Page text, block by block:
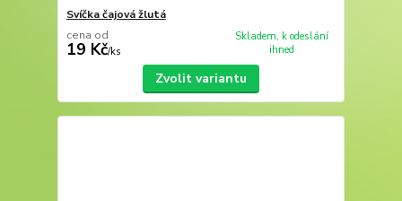
Svíčka čajová žlutá
cena od
19 Kč/ks
Skladem, k odeslání
ihned
Zvolit variantu